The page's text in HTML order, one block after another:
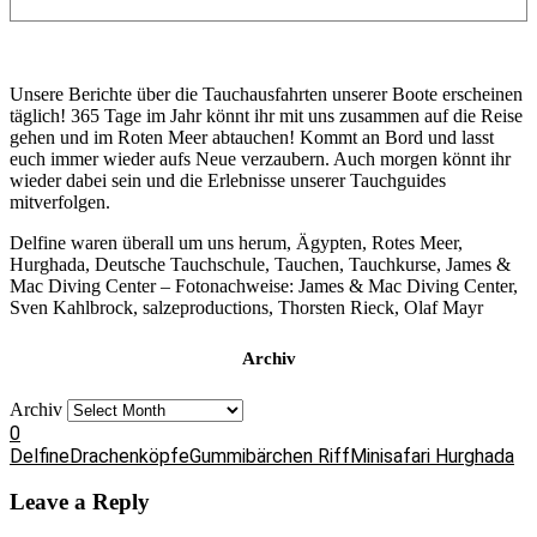
Unsere Berichte über die Tauchausfahrten unserer Boote erscheinen
täglich! 365 Tage im Jahr könnt ihr mit uns zusammen auf die Reise
gehen und im Roten Meer abtauchen! Kommt an Bord und lasst
euch immer wieder aufs Neue verzaubern. Auch morgen könnt ihr
wieder dabei sein und die Erlebnisse unserer Tauchguides
mitverfolgen.
Delfine waren überall um uns herum, Ägypten, Rotes Meer,
Hurghada, Deutsche Tauchschule, Tauchen, Tauchkurse, James &
Mac Diving Center – Fotonachweise: James & Mac Diving Center,
Sven Kahlbrock, salzeproductions, Thorsten Rieck, Olaf Mayr
Archiv
Archiv
0
DelfineDrachenköpfeGummibärchen RiffMinisafari Hurghada
Leave a Reply